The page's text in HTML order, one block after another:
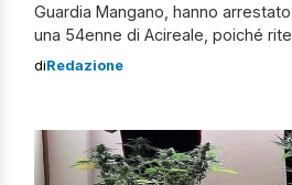
Guardia Mangano, hanno
una 54enne di Acireale, poiché
atti persecutori. Un commerciante
un’area di sua stessa proprietà.
diRedazione